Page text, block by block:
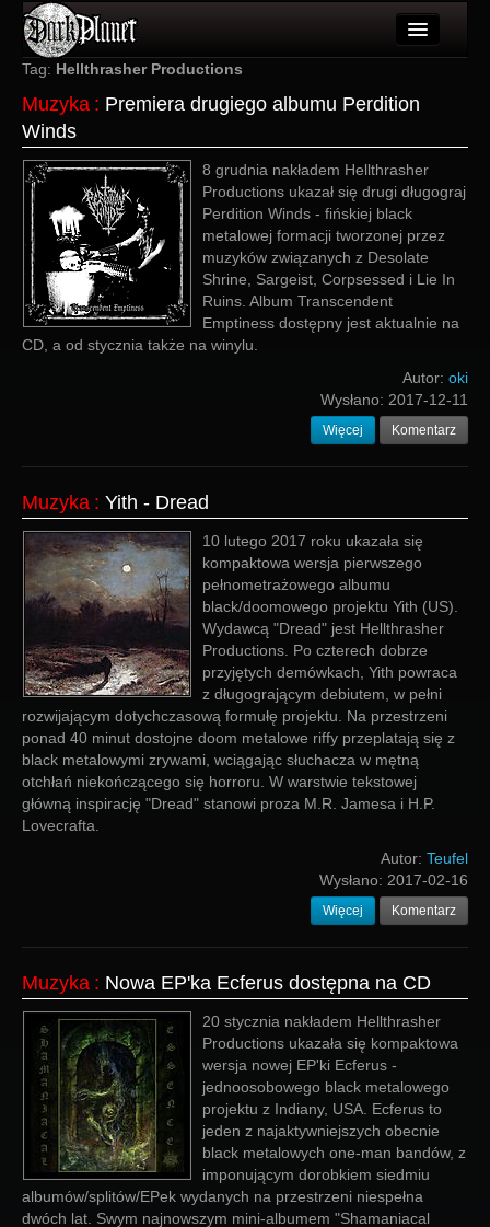
Artykuły
Użytkownicy
Wydarzenia
Galeria
Forum
Więcej
Login
Tag: Hellthrasher Productions
Muzyka : Premiera drugiego albumu Perdition
Winds
8 grudnia nakładem Hellthrasher
Productions ukazał się drugi długograj
Perdition Winds - fińskiej black
metalowej formacji tworzonej przez
muzyków związanych z Desolate
Shrine, Sargeist, Corpsessed i Lie In
Ruins. Album Transcendent
Emptiness dostępny jest aktualnie na
CD, a od stycznia także na winylu.
Autor: oki
Wysłano: 2017-12-11
Więcej Komentarz
Muzyka : Yith - Dread
10 lutego 2017 roku ukazała się
kompaktowa wersja pierwszego
pełnometrażowego albumu
black/doomowego projektu Yith (US).
Wydawcą "Dread" jest Hellthrasher
Productions. Po czterech dobrze
przyjętych demówkach, Yith powraca
z długogrającym debiutem, w pełni
rozwijającym dotychczasową formułę projektu. Na przestrzeni
ponad 40 minut dostojne doom metalowe riffy przeplatają się z
black metalowymi zrywami, wciągając słuchacza w mętną
otchłań niekończącego się horroru. W warstwie tekstowej
główną inspirację "Dread" stanowi proza M.R. Jamesa i H.P.
Lovecrafta.
Autor: Teufel
Wysłano: 2017-02-16
Więcej Komentarz
Muzyka : Nowa EP'ka Ecferus dostępna na CD
20 stycznia nakładem Hellthrasher
Productions ukazała się kompaktowa
wersja nowej EP'ki Ecferus -
jednoosobowego black metalowego
projektu z Indiany, USA. Ecferus to
jeden z najaktywniejszych obecnie
black metalowych one-man bandów, z
imponującym dorobkiem siedmiu
albumów/splitów/EPek wydanych na przestrzeni niespełna
dwóch lat. Swym najnowszym mini-albumem "Shamaniacal